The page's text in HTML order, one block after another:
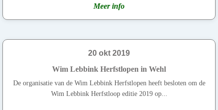
Meer info
20 okt 2019
Wim Lebbink Herfstlopen in Wehl
De organisatie van de Wim Lebbink Herfstlopen heeft besloten om de
Wim Lebbink Herfstloop editie 2019 op...